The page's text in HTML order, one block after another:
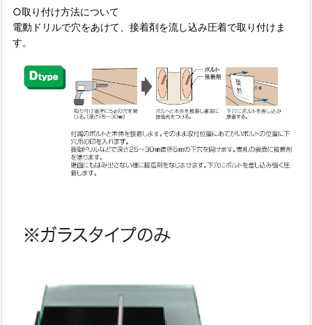
○取り付け方法について
電動ドリルで穴をあけて、接着剤を流し込み圧着で取り付けま
す。